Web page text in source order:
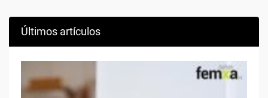
Últimos artículos